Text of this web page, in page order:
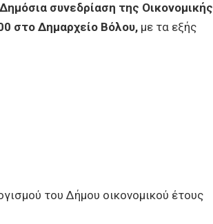
συνεδρίαση της Οικονομικής
στο Δημαρχείο Βόλου, με τα εξής
του Δήμου οικονομικού έτους